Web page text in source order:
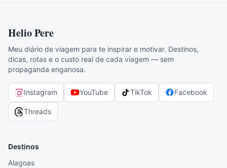
Helio Pere
Meu diário de viagem para te inspirar e motivar. Destinos,
dicas, rotas e o custo real de cada viagem — sem
propaganda enganosa.
Instagram YouTube TikTok Facebook
Threads
Destinos
Alagoas